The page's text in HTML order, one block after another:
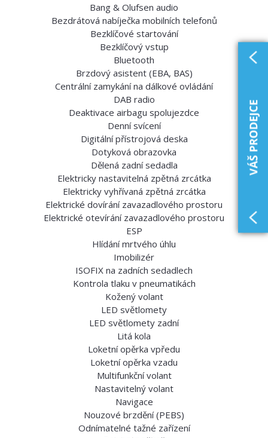
Bang & Olufsen audio
Bezdrátová nabíječka mobilních telefonů
Bezklíčové startování
Bezklíčový vstup
Bluetooth
Brzdový asistent (EBA, BAS)
Centrální zamykání na dálkové ovládání
DAB radio
Deaktivace airbagu spolujezdce
Denní svícení
Digitální přístrojová deska
Dotyková obrazovka
Dělená zadní sedadla
Elektricky nastavitelná zpětná zrcátka
Elektricky vyhřívaná zpětná zrcátka
Elektrické dovírání zavazadlového prostoru
Elektrické otevírání zavazadlového prostoru
ESP
Hlídání mrtvého úhlu
Imobilizér
ISOFIX na zadních sedadlech
Kontrola tlaku v pneumatikách
Kožený volant
LED světlomety
LED světlomety zadní
Litá kola
Loketní opěrka vpředu
Loketní opěrka vzadu
Multifunkční volant
Nastavitelný volant
Navigace
Nouzové brzdění (PEBS)
Odnímatelné tažné zařízení